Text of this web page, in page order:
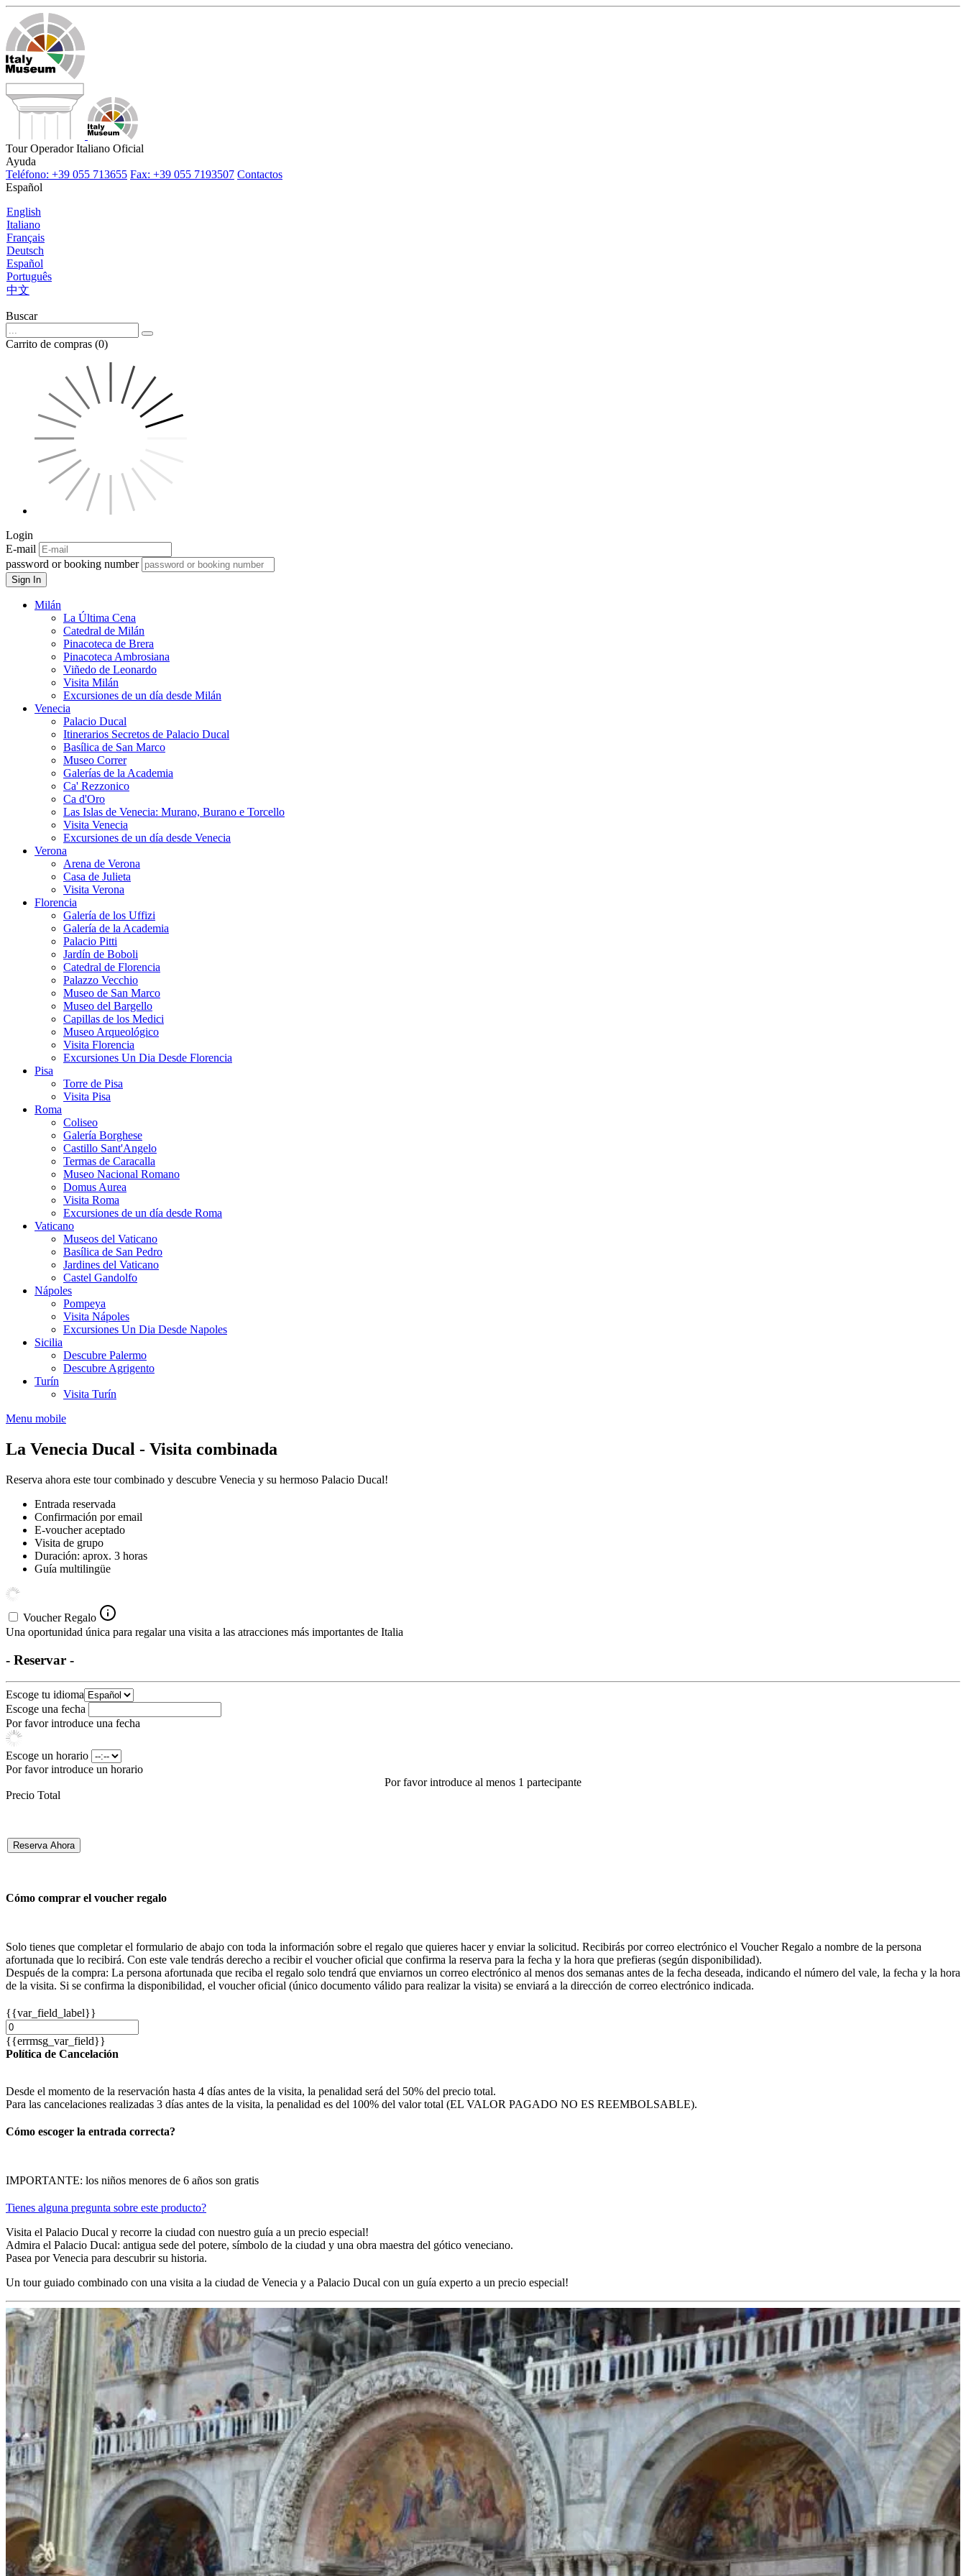
Tour Operador Italiano Oficial
Ayuda
Teléfono: +39 055 713655 Fax: +39 055 7193507 Contactos
Español
English
Italiano
Français
Deutsch
Español
Português
中文
Buscar
Carrito de compras (0)
Login
E-mail
password or booking number
Sign In
Milán
La Última Cena
Catedral de Milán
Pinacoteca de Brera
Pinacoteca Ambrosiana
Viñedo de Leonardo
Visita Milán
Excursiones de un día desde Milán
Venecia
Palacio Ducal
Itinerarios Secretos de Palacio Ducal
Basílica de San Marco
Museo Correr
Galerías de la Academia
Ca' Rezzonico
Ca d'Oro
Las Islas de Venecia: Murano, Burano e Torcello
Visita Venecia
Excursiones de un día desde Venecia
Verona
Arena de Verona
Casa de Julieta
Visita Verona
Florencia
Galería de los Uffizi
Galería de la Academia
Palacio Pitti
Jardín de Boboli
Catedral de Florencia
Palazzo Vecchio
Museo de San Marco
Museo del Bargello
Capillas de los Medici
Museo Arqueológico
Visita Florencia
Excursiones Un Dia Desde Florencia
Pisa
Torre de Pisa
Visita Pisa
Roma
Coliseo
Galería Borghese
Castillo Sant'Angelo
Termas de Caracalla
Museo Nacional Romano
Domus Aurea
Visita Roma
Excursiones de un día desde Roma
Vaticano
Museos del Vaticano
Basílica de San Pedro
Jardines del Vaticano
Castel Gandolfo
Nápoles
Pompeya
Visita Nápoles
Excursiones Un Dia Desde Napoles
Sicilia
Descubre Palermo
Descubre Agrigento
Turín
Visita Turín
Menu mobile
La Venecia Ducal - Visita combinada
Reserva ahora este tour combinado y descubre Venecia y su hermoso Palacio Ducal!
Entrada reservada
Confirmación por email
E-voucher aceptado
Visita de grupo
Duración: aprox. 3 horas
Guía multilingüe
Voucher Regalo
Una oportunidad única para regalar una visita a las atracciones más importantes de Italia
- Reservar -
Escoge tu idioma
Escoge una fecha
Por favor introduce una fecha
Escoge un horario
Por favor introduce un horario
Por favor introduce al menos 1 partecipante
Precio Total
Reserva Ahora
Cómo comprar el voucher regalo
Solo tienes que completar el formulario de abajo con toda la información sobre el regalo que quieres hacer y enviar la solicitud. Recibirás por correo electrónico el Voucher Regalo a nombre de la persona
afortunada que lo recibirá. Con este vale tendrás derecho a recibir el voucher oficial que confirma la reserva para la fecha y la hora que prefieras (según disponibilidad).
Después de la compra: La persona afortunada que reciba el regalo solo tendrá que enviarnos un correo electrónico al menos dos semanas antes de la fecha deseada, indicando el número del vale, la fecha y la hora
de la visita. Si se confirma la disponibilidad, el voucher oficial (único documento válido para realizar la visita) se enviará a la dirección de correo electrónico indicada.
{{var_field_label}}
{{errmsg_var_field}}
Política de Cancelación
Desde el momento de la reservación hasta 4 días antes de la visita, la penalidad será del 50% del precio total.
Para las cancelaciones realizadas 3 días antes de la visita, la penalidad es del 100% del valor total (EL VALOR PAGADO NO ES REEMBOLSABLE).
Cómo escoger la entrada correcta?
IMPORTANTE: los niños menores de 6 años son gratis
Tienes alguna pregunta sobre este producto?
Visita el Palacio Ducal y recorre la ciudad con nuestro guía a un precio especial!
Admira el Palacio Ducal: antigua sede del potere, símbolo de la ciudad y una obra maestra del gótico veneciano.
Pasea por Venecia para descubrir su historia.
Un tour guiado combinado con una visita a la ciudad de Venecia y a Palacio Ducal con un guía experto a un precio especial!